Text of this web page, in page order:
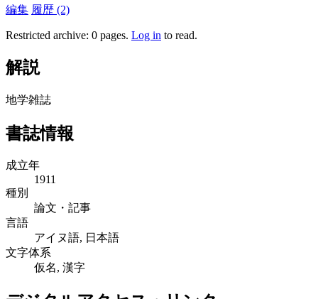
編集 履歴 (2)
Restricted archive: 0 pages. Log in to read.
解説
地学雑誌
書誌情報
成立年
1911
種別
論文・記事
言語
アイヌ語, 日本語
文字体系
仮名, 漢字